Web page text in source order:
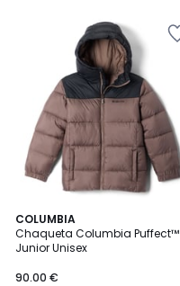
COLUMBIA
Chaqueta Columbia Puffect™
Junior Unisex
90.00 €
3
Colores